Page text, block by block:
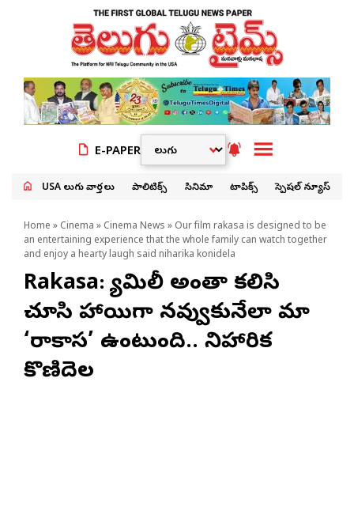
E-PAPER
USA తెలుగు వార్తలు పాలిటిక్స్ సినిమా టాపిక్స్ స్పెషల్ న్యూస్
Home » Cinema » Cinema News » Our film rakasa is designed to be
an entertaining experience that the whole family can watch together
and enjoy a hearty laugh said niharika konidela
Rakasa: ఫ్యామిలీ అంతా కలిసి
చూసి హాయిగా నవ్వుకునేలా మా
‘రాకాస’ ఉంటుంది.. నిహారిక
కొణిదెల